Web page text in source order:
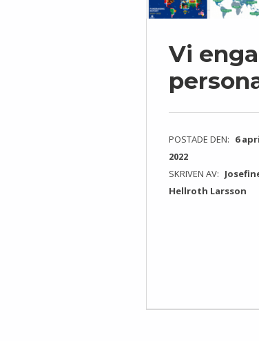
Vi
POSTADE DEN: 6
2022
SKRIVEN AV:
Hellroth Larsson